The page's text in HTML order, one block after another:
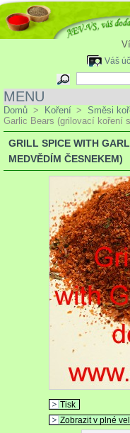
Váš
MENU
Domů > Koření > Směsi
Garlic Bears (grilovací koření
GRILL SPICE WITH
MEDVĚDÍM ČESNEKEM)
Tisk
Zobrazit v plné